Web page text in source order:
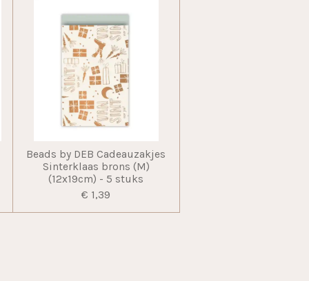
Beads by DEB Cadeauzakjes
Sinterklaas brons (M)
(12x19cm) - 5 stuks
€ 1,39